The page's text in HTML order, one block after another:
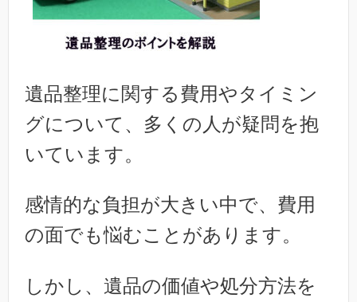
遺品整理に関する費用やタイミン
グについて、多くの人が疑問を抱
いています。
感情的な負担が大きい中で、費用
の面でも悩むことがあります。
しかし、遺品の価値や処分方法を